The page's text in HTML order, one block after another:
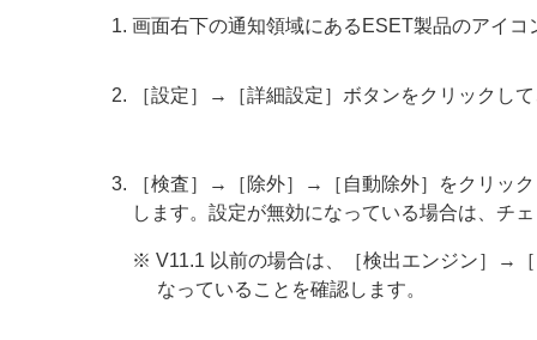
画面右下の通知領域にあるESET製品のアイ
［設定］→［詳細設定］ボタンをクリックし
［検査］→［除外］→［自動除外］をクリッ
します。設定が無効になっている場合は、チ
※ V11.1 以前の場合は、［検出エンジン］→
なっていることを確認します。